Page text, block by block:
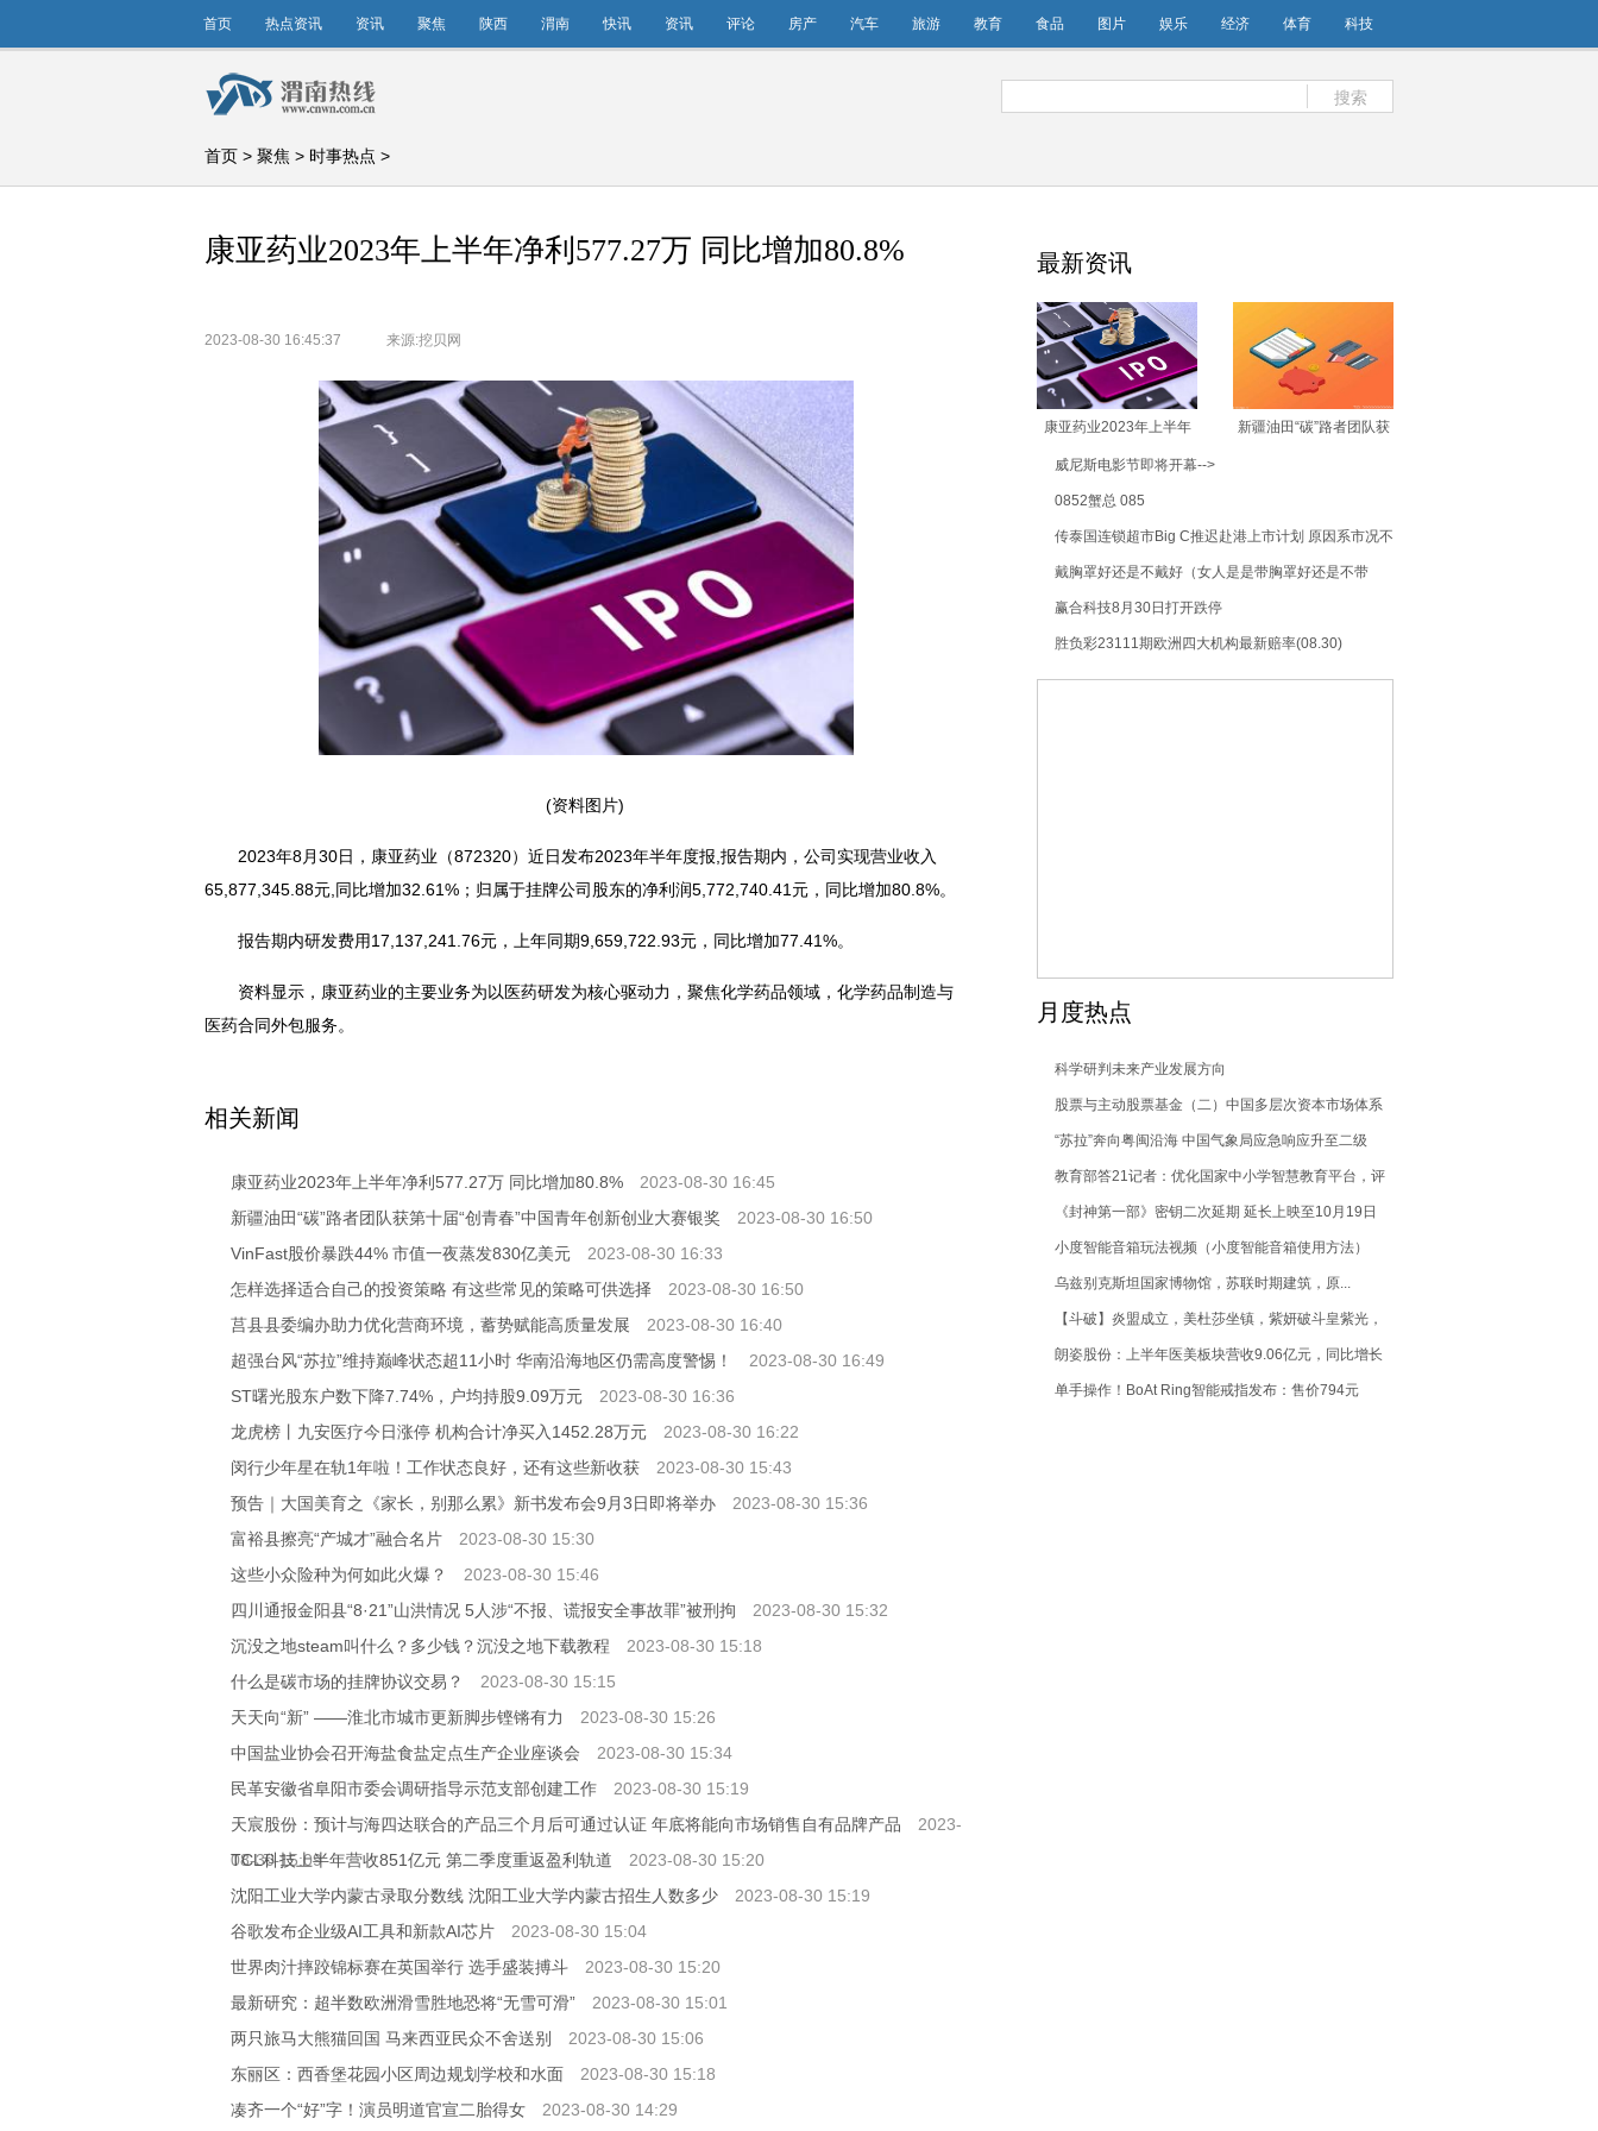
首页 热点资讯 资讯 聚焦 陕西 渭南 快讯 资讯 评论 房产 汽车 旅游 教育 食品 图片 娱乐 经济 体育 科技
搜索
首页 > 聚焦 > 时事热点 >
康亚药业2023年上半年净利577.27万 同比增加80.8%
2023-08-30 16:45:37 来源:挖贝网
(资料图片)
2023年8月30日，康亚药业（872320）近日发布2023年半年度报,报告期内，公司实现营业收入
65,877,345.88元,同比增加32.61%；归属于挂牌公司股东的净利润5,772,740.41元，同比增加80.8%。
报告期内研发费用17,137,241.76元，上年同期9,659,722.93元，同比增加77.41%。
资料显示，康亚药业的主要业务为以医药研发为核心驱动力，聚焦化学药品领域，化学药品制造与
医药合同外包服务。
相关新闻
康亚药业2023年上半年净利577.27万 同比增加80.8%
2023-08-30 16:45
新疆油田“碳”路者团队获第十届“创青春”中国青年创新创业大赛银奖
2023-08-30 16:50
VinFast股价暴跌44% 市值一夜蒸发830亿美元
2023-08-30 16:33
怎样选择适合自己的投资策略 有这些常见的策略可供选择
2023-08-30 16:50
莒县县委编办助力优化营商环境，蓄势赋能高质量发展
2023-08-30 16:40
超强台风“苏拉”维持巅峰状态超11小时 华南沿海地区仍需高度警惕！
2023-08-30 16:49
ST曙光股东户数下降7.74%，户均持股9.09万元
2023-08-30 16:36
龙虎榜丨九安医疗今日涨停 机构合计净买入1452.28万元
2023-08-30 16:22
闵行少年星在轨1年啦！工作状态良好，还有这些新收获
2023-08-30 15:43
预告｜大国美育之《家长，别那么累》新书发布会9月3日即将举办
2023-08-30 15:36
富裕县擦亮“产城才”融合名片
2023-08-30 15:30
这些小众险种为何如此火爆？
2023-08-30 15:46
四川通报金阳县“8·21”山洪情况 5人涉“不报、谎报安全事故罪”被刑拘
2023-08-30 15:32
沉没之地steam叫什么？多少钱？沉没之地下载教程
2023-08-30 15:18
什么是碳市场的挂牌协议交易？
2023-08-30 15:15
天天向“新” ——淮北市城市更新脚步铿锵有力
2023-08-30 15:26
中国盐业协会召开海盐食盐定点生产企业座谈会
2023-08-30 15:34
民革安徽省阜阳市委会调研指导示范支部创建工作
2023-08-30 15:19
天宸股份：预计与海四达联合的产品三个月后可通过认证 年底将能向市场销售自有品牌产品
2023-
08-30 15:09
TCL科技上半年营收851亿元 第二季度重返盈利轨道
2023-08-30 15:20
沈阳工业大学内蒙古录取分数线 沈阳工业大学内蒙古招生人数多少
2023-08-30 15:19
谷歌发布企业级AI工具和新款AI芯片
2023-08-30 15:04
世界肉汁摔跤锦标赛在英国举行 选手盛装搏斗
2023-08-30 15:20
最新研究：超半数欧洲滑雪胜地恐将“无雪可滑”
2023-08-30 15:01
两只旅马大熊猫回国 马来西亚民众不舍送别
2023-08-30 15:06
东丽区：西香堡花园小区周边规划学校和水面
2023-08-30 15:18
凑齐一个“好”字！演员明道官宣二胎得女
2023-08-30 14:29
最新资讯
康亚药业2023年上半年
80.8%
新疆油田“碳”路者团队获
威尼斯电影节即将开幕-->
0852蟹总 085
传泰国连锁超市Big C推迟赴港上市计划 原因系市况不
佳
戴胸罩好还是不戴好（女人是是带胸罩好还是不带
好）
赢合科技8月30日打开跌停
胜负彩23111期欧洲四大机构最新赔率(08.30)
月度热点
科学研判未来产业发展方向
股票与主动股票基金（二）中国多层次资本市场体系
有哪些亮点
“苏拉”奔向粤闽沿海 中国气象局应急响应升至二级
教育部答21记者：优化国家中小学智慧教育平台，评
估有效服务“双减”
《封神第一部》密钥二次延期 延长上映至10月19日
小度智能音箱玩法视频（小度智能音箱使用方法）
乌兹别克斯坦国家博物馆，苏联时期建筑，原...
【斗破】炎盟成立，美杜莎坐镇，紫妍破斗皇紫光，
小医仙惊艳登场
朗姿股份：上半年医美板块营收9.06亿元，同比增长
超两成
单手操作！BoAt Ring智能戒指发布：售价794元